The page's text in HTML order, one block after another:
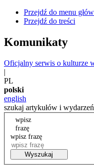
Przejdź do menu
Przejdź do treści
Komunikaty
Oficjalny serwis o kulturze
|
PL
polski
english
szukaj artykułów i wydarzeń
wpisz
frazę
wpisz frazę
Wyszukaj